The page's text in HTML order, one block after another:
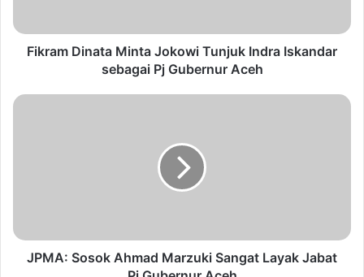
Fikram Dinata Minta Jokowi Tunjuk Indra Iskandar
sebagai Pj Gubernur Aceh
JPMA: Sosok Ahmad Marzuki Sangat Layak Jabat